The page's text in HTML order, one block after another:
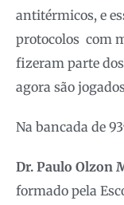
antitérmicos, e
protocolos com
fizeram parte
agora são
Na bancada de
Dr. Paulo Olzon
formado pela